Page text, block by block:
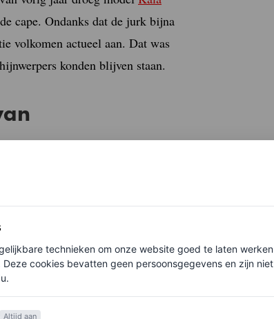
cape. Ondanks dat de jurk bijna
volkomen actueel aan. Dat was
konden blijven staan.
door beroemdheden.
technieken om onze website goed te laten werken
cookies bevatten geen persoonsgegevens en zijn niet
Altijd aan